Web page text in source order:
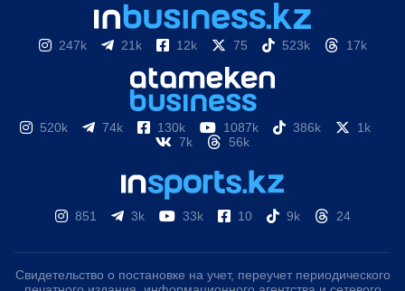
247k 21k 12k 75 523k 17k
520k 74k 130k 1087k 386k
1k
7k
56k
851 3k 33k 10 9k 24
Свидетельство о постановке на учет, переучет периодического